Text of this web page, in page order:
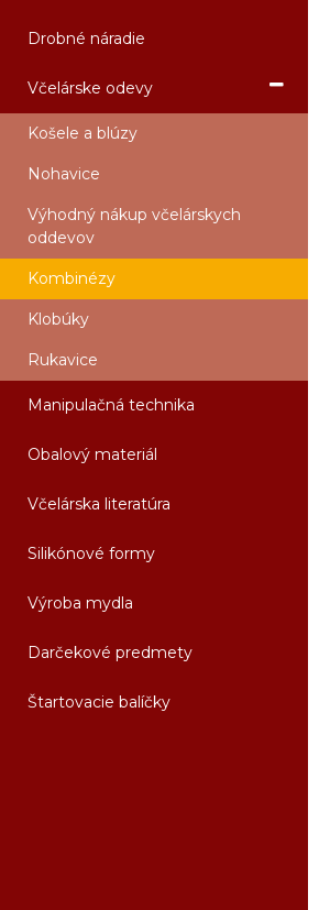
Drobné náradie
Včelárske odevy
Košele a blúzy
Nohavice
Výhodný nákup včelárskych
oddevov
Kombinézy
Klobúky
Rukavice
Manipulačná technika
Obalový materiál
Včelárska literatúra
Silikónové formy
Výroba mydla
Darčekové predmety
Štartovacie balíčky